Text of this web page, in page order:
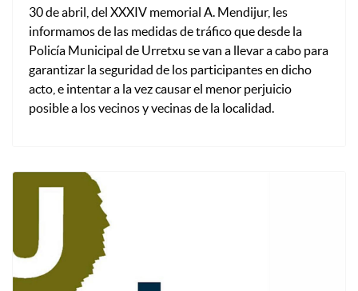
30 de abril, del XXXIV memorial A. Mendijur, les
informamos de las medidas de tráfico que desde la
Policía Municipal de Urretxu se van a llevar a cabo para
garantizar la seguridad de los participantes en dicho
acto, e intentar a la vez causar el menor perjuicio
posible a los vecinos y vecinas de la localidad.